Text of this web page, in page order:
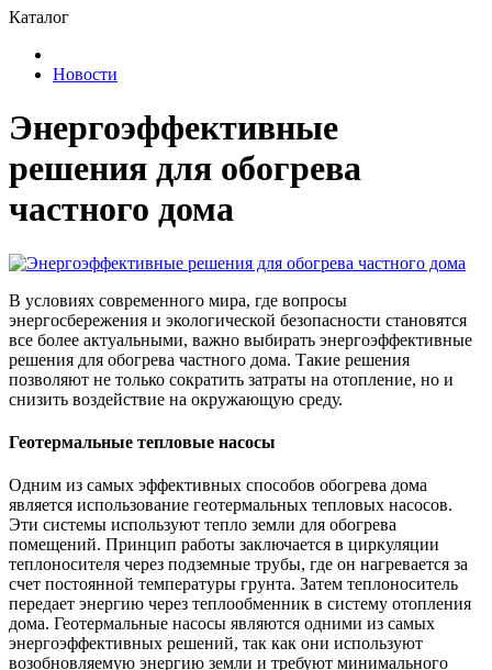
Каталог
Новости
Энергоэффективные
решения для обогрева
частного дома
В условиях современного мира, где вопросы
энергосбережения и экологической безопасности становятся
все более актуальными, важно выбирать энергоэффективные
решения для обогрева частного дома. Такие решения
позволяют не только сократить затраты на отопление, но и
снизить воздействие на окружающую среду.
Геотермальные тепловые насосы
Одним из самых эффективных способов обогрева дома
является использование геотермальных тепловых насосов.
Эти системы используют тепло земли для обогрева
помещений. Принцип работы заключается в циркуляции
теплоносителя через подземные трубы, где он нагревается за
счет постоянной температуры грунта. Затем теплоноситель
передает энергию через теплообменник в систему отопления
дома. Геотермальные насосы являются одними из самых
энергоэффективных решений, так как они используют
возобновляемую энергию земли и требуют минимального